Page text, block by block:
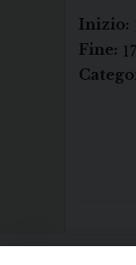
Inizio:
Fine: